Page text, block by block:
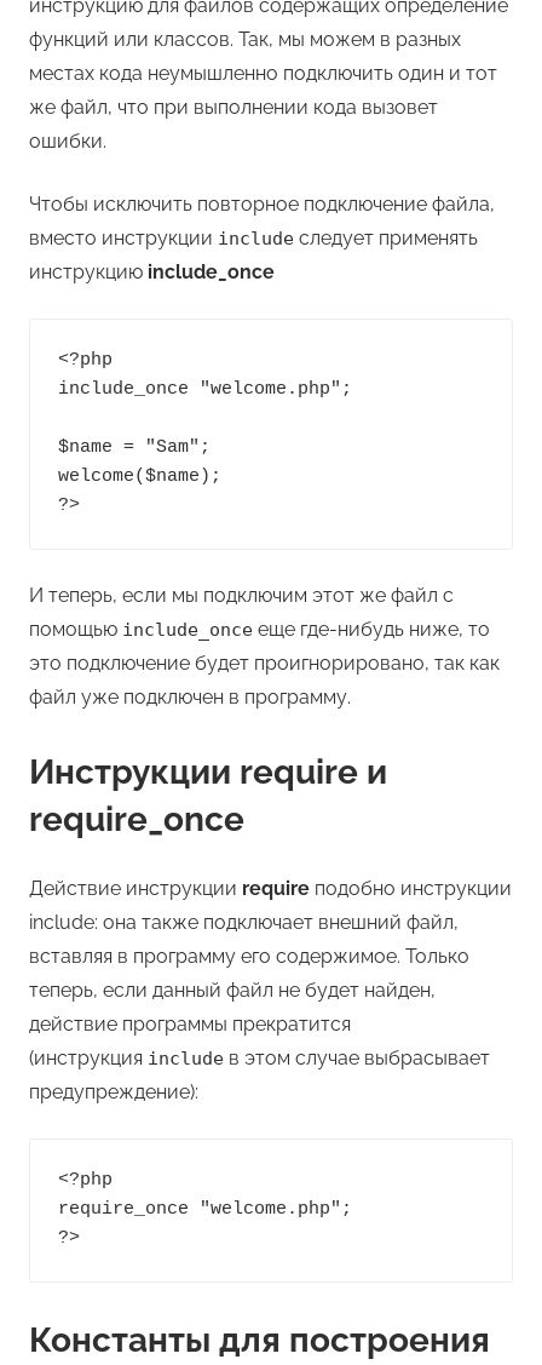
инструкцию для файлов содержащих определение
функций или классов. Так, мы можем в разных
местах кода неумышленно подключить один и тот
же файл, что при выполнении кода вызовет
ошибки.
Чтобы исключить повторное подключение файла,
вместо инструкции include следует применять
инструкцию include_once
<?php
include_once "welcome.php";
$name = "Sam";
welcome($name);
?>
И теперь, если мы подключим этот же файл с
помощью include_once еще где-нибудь ниже, то
это подключение будет проигнорировано, так как
файл уже подключен в программу.
Инструкции require и
require_once
Действие инструкции require подобно инструкции
include: она также подключает внешний файл,
вставляя в программу его содержимое. Только
теперь, если данный файл не будет найден,
действие программы прекратится
(инструкция include в этом случае выбрасывает
предупреждение):
<?php
require_once "welcome.php";
?>
Константы для построения